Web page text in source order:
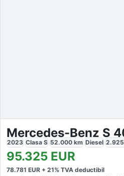
2023 Clasa S 52.000 km Diesel 2.925
95.325 EUR
78.781 EUR + 21% TVA deductibil